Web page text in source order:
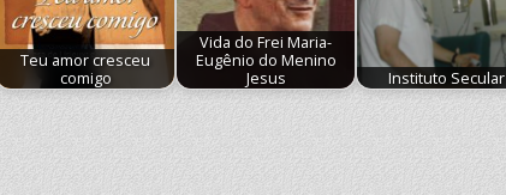
Teu amor cresceu
comigo
Vida do Frei Maria-
Eugênio do Menino
Jesus
Instituto Secular